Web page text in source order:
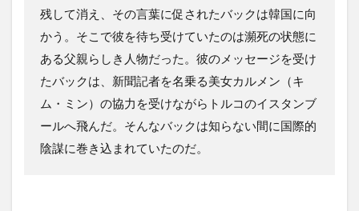
残して消え、その言葉に促されたバックは韓国に向
かう。そこで彼を待ち受けていたのは瀕死の状態に
ある父親らしき人物だった。彼のメッセージを受け
たバックは、新聞記者を名乗る美女カルメン（キ
ム・ミン）の協力を受けながらトルコのイスタンブ
ールへ飛んだ。そんなバックは知らない間に国際的
陰謀に巻き込まれていたのだ。